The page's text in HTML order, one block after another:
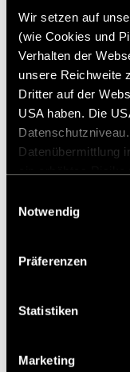
Wir setzen auf
(wie Cookies und
Verhalten der
unsere Reichweite
Dritter auf der
USA haben. Die
Datenübermittlung
zustehen.
zusammenführen.
unserer
Einstellungen aus,
Verarbeitung Ihrer
nicht erforderlich
Notwendig
Präferenzen
Statistiken
Marketing
RRP*362,00